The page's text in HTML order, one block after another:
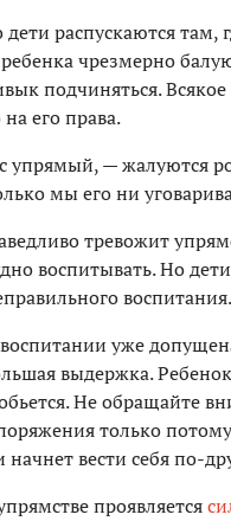
распускаются там,
ребенка чрезмерно
подчиняться.
на его права.
упрямый, — жалуются
мы его ни
тревожит
воспитывать. Но
воспитания.
уже
выдержка.
Не обращайте
только
вести себя по-
проявляется